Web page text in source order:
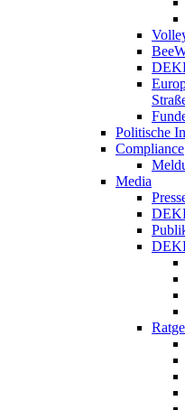
Politische
Compliance
Media